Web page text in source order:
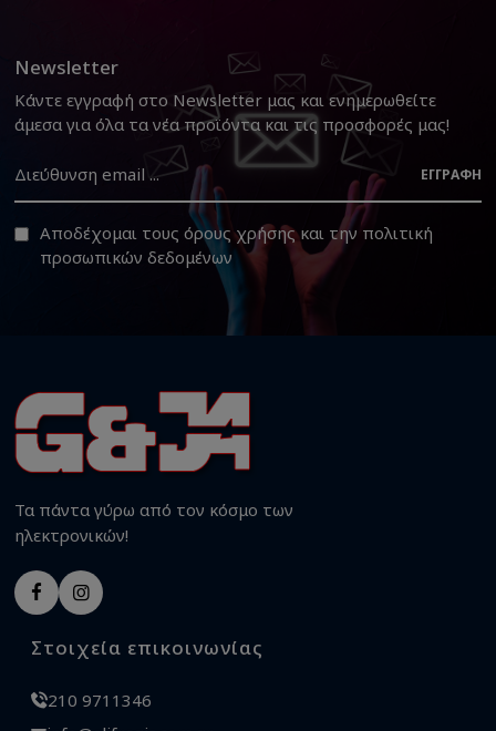
Newsletter
Κάντε εγγραφή στο Newsletter μας και ενημερωθείτε
άμεσα για όλα τα νέα προϊόντα και τις προσφορές μας!
ΕΓΓΡΑΦΉ
Αποδέχομαι τουςόρους χρήσηςκαι την πολιτική
προσωπικών δεδομένων
Τα πάντα γύρω από τον κόσμο των
ηλεκτρονικών!
Στοιχεία επικοινωνίας
210 9711346